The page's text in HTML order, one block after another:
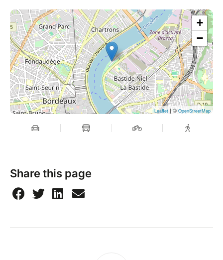
+
−
Leaflet| © OpenStreetMap
Share this page